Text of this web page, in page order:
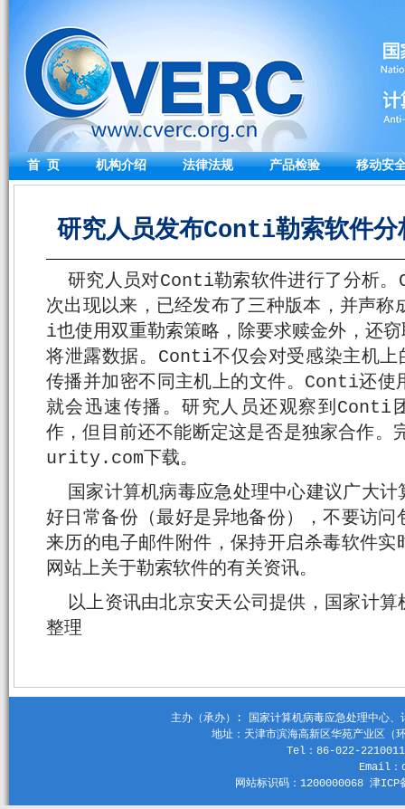
首 页 机构介绍 法律法规 产品检验 移动安
研究人员发布Conti勒索软件
研究人员对Conti勒索软件进行了分析
次出现以来，已经发布了三种版本，并声
i也使用双重勒索策略，除要求赎金外，还
将泄露数据。Conti不仅会对受感染主机上
传播并加密不同主机上的文件。Conti还使
就会迅速传播。研究人员还观察到
作，但目前还不能断定这是否是独家合作
urity.com下载。
国家计算机病毒应急处理中心建议广大
好日常备份（最好是异地备份），不要访
来历的电子邮件附件，保持开启杀毒软件
网站上关于勒索软件的有关资讯。
以上资讯由北京安天公司提供，国家计
整理
主办（承办）: 国家计算机病毒应急处理中心
地址：天津市滨海高新区华苑产业区
Tel：86-022-
Email
网站标识码：1200000068 津